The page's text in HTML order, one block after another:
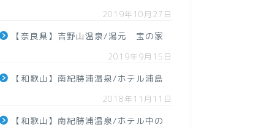
2019年10月27日
【奈良県】吉野山温泉/湯元 宝の家
2019年9月15日
【和歌山】南紀勝浦温泉/ホテル浦島
2018年11月11日
【和歌山】南紀勝浦温泉/ホテル中の